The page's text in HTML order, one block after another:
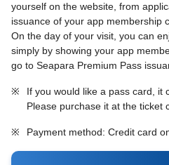
yourself on the website, from
issuance of your app membership
On the day of your visit, you can
simply by showing your app
go to Seapara Premium Pass
※
If you would like a pass card, it
Please purchase it at the ticket
※ Payment method: Credit card